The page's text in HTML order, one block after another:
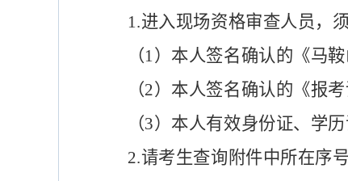
1.进入现场资格审查人员，
（1）本人签名确认的《马
（2）本人签名确认的 《报考
（3）本人有效身份证、学
2.请考生查询附件中所在序